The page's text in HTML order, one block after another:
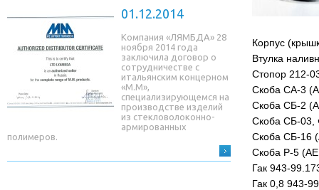
01.12.2014
Компания «ЛЯМБДА» 28
ноября 2014 года
заключила договор о
сотрудничестве с
итальянским концерном
«М.М»,
специализирующемся на
производстве изделий
из стекловолоконно-
армированных
полимеров.
Корпус
Втулка
Стопор 212-
Скоба СА-3
Скоба СБ-2
Скоба СБ-03,
Скоба СБ-16
Скоба Р-5
Гак 943-
Гак 0,8 943-